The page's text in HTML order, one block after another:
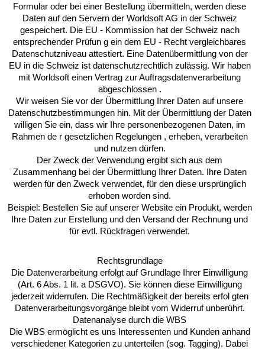
Formular oder bei einer Bestellung übermitteln, werden diese
Daten auf den Servern der Worldsoft AG in der Schweiz
gespeichert. Die EU - Kommission hat der Schweiz nach
entsprechender Prüfun g ein dem EU - Recht vergleichbares
Datenschutzniveau attestiert. Eine Datenübermittlung von der
EU in die Schweiz ist datenschutzrechtlich zulässig. Wir haben
mit Worldsoft einen Vertrag zur Auftragsdatenverarbeitung
abgeschlossen .
Wir weisen Sie vor der Übermittlung Ihrer Daten auf unsere
Datenschutzbestimmungen hin. Mit der Übermittlung der Daten
willigen Sie ein, dass wir Ihre personenbezogenen Daten, im
Rahmen de r gesetzlichen Regelungen , erheben, verarbeiten
und nutzen dürfen.
Der Zweck der Verwendung ergibt sich aus dem
Zusammenhang bei der Übermittlung Ihrer Daten. Ihre Daten
werden für den Zweck verwendet, für den diese ursprünglich
erhoben worden sind.
Beispiel: Bestellen Sie auf unserer Website ein Produkt, werden
Ihre Daten zur Erstellung und den Versand der Rechnung und
für evtl. Rückfragen verwendet.
Rechtsgrundlage
Die Datenverarbeitung erfolgt auf Grundlage Ihrer Einwilligung
(Art. 6 Abs. 1 lit. a DSGVO). Sie können diese Einwilligung
jederzeit widerrufen. Die Rechtmäßigkeit der bereits erfol gten
Datenverarbeitungsvorgänge bleibt vom Widerruf unberührt.
Datenanalyse durch die WBS
Die WBS ermöglicht es uns Interessenten und Kunden anhand
verschiedener Kategorien zu unterteilen (sog. Tagging). Dabei